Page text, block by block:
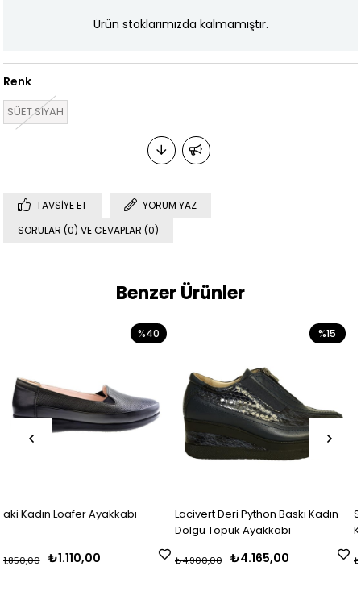
Ürün stoklarımızda kalmamıştır.
Renk
SÜET SİYAH
TAVSIYE ET
YORUM YAZ
SORULAR (0) VE CEVAPLAR (0)
Benzer Ürünler
Ayakkabı
Lacivert Deri Python Baskı Kadın
Dolgu Topuk Ayakkabı
₺4.165,00
₺4.900,00
Süet Siyah Taşlı
Kadın Ayakkabı
₺4.400,00